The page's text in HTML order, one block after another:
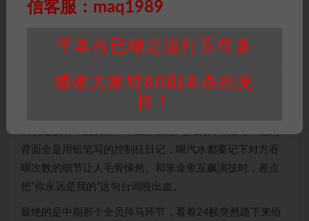
作为盒装本确实超出预期，没有冗长分享环节，玩家互演
显拖沓，但结尾三连反转足够弥补。适合想尝试非传统情
体验角色：白河夜船
开局被分到这个”温柔男友”角色时还暗自窃喜，结果越玩越
背面全是用铅笔写的控制狂日记，喝汽水都要记下对方吞
咽次数的细节让人毛骨悚然。和笨金鱼互飙演技时，差点
把”你永远是我的”这句台词咬出血。
最绝的是中期那个全员掉马环节，看着24帧突然跪下来给
信客服：maq1989
平本台已稳定运行五年多
感谢大家对80剧本杀的支
持！